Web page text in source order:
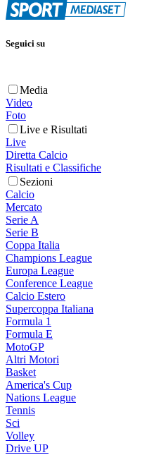
Seguici su
Media
Video
Foto
Live e Risultati
Live
Diretta Calcio
Risultati e Classifiche
Sezioni
Calcio
Mercato
Serie A
Serie B
Coppa Italia
Champions League
Europa League
Conference League
Calcio Estero
Supercoppa Italiana
Formula 1
Formula E
MotoGP
Altri Motori
Basket
America's Cup
Nations League
Tennis
Sci
Volley
Drive UP